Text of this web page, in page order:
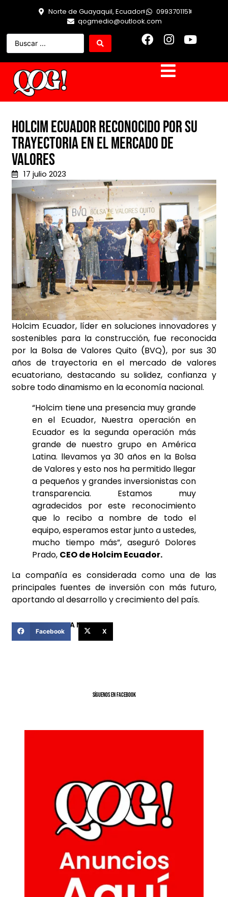
Norte de Guayaquil, Ecuador
0993701151
qogmedio@outlook.com
Holcim Ecuador reconocido por su
trayectoria en el mercado de
valores
17 julio 2023
Holcim Ecuador, líder en soluciones innovadores y
sostenibles para la construcción, fue reconocida
por la Bolsa de Valores Quito (BVQ), por sus 30
años de trayectoria en el mercado de valores
ecuatoriano, destacando su solidez, confianza y
sobre todo dinamismo en la economía nacional.
“Holcim tiene una presencia muy grande
en el Ecuador, Nuestra operación en
Ecuador es la segunda operación más
grande de nuestro grupo en América
Latina. llevamos ya 30 años en la Bolsa
de Valores y esto nos ha permitido llegar
a pequeños y grandes inversionistas con
transparencia. Estamos muy
agradecidos por este reconocimiento
que lo recibo a nombre de todo el
equipo, esperamos estar junto a ustedes,
mucho tiempo más”, aseguró Dolores
Prado, CEO de Holcim Ecuador.
La compañía es considerada como una de las
principales fuentes de inversión con más futuro,
aportando al desarrollo y crecimiento del país.
COMPARTIR ESTA NOTICIA
Facebook X
SíGUENOS EN FACEBOOK